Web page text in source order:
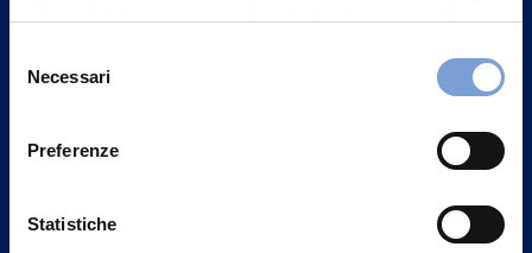
più su chi siamo, come può contattarci e come trattiamo i
può trovare nel footer del sito nella sezione "Informativa
delNecessari
Preferenze
Statistiche